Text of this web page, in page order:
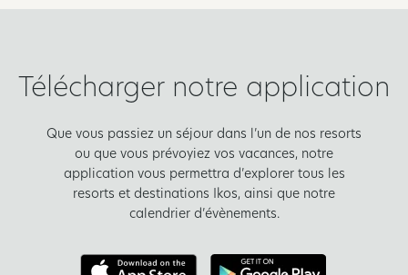
Télécharger notre application
Que vous passiez un séjour dans l’un de nos resorts
ou que vous prévoyiez vos vacances, notre
application vous permettra d’explorer tous les
resorts et destinations Ikos, ainsi que notre
calendrier d’évènements.